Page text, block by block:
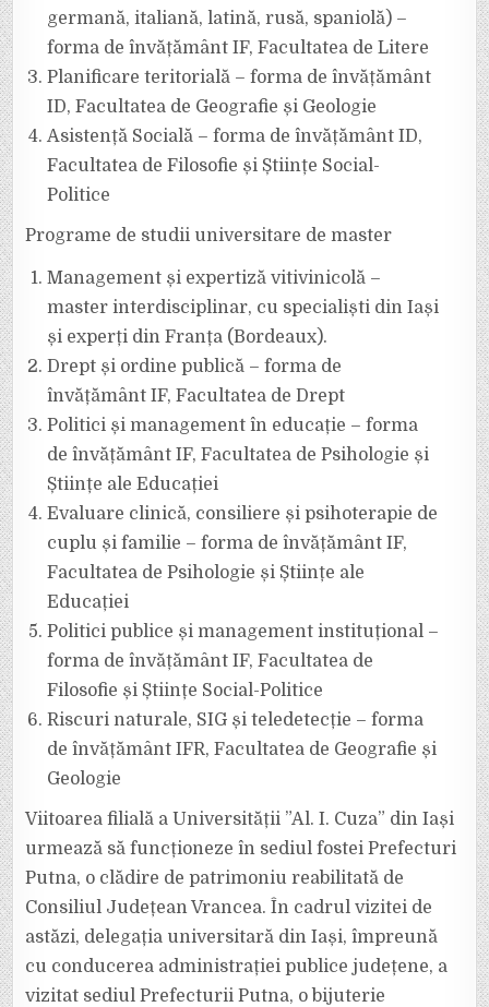
germană, italiană, latină, rusă, spaniolă) –
forma de învățământ IF, Facultatea de Litere
Planificare teritorială – forma de învățământ
ID, Facultatea de Geografie și Geologie
Asistență Socială – forma de învățământ ID,
Facultatea de Filosofie și Științe Social-
Politice
Programe de studii universitare de master
Management și expertiză vitivinicolă –
master interdisciplinar, cu specialiști din Iași
și experți din Franța (Bordeaux).
Drept și ordine publică – forma de
învățământ IF, Facultatea de Drept
Politici și management în educație – forma
de învățământ IF, Facultatea de Psihologie și
Științe ale Educației
Evaluare clinică, consiliere și psihoterapie de
cuplu și familie – forma de învățământ IF,
Facultatea de Psihologie și Științe ale
Educației
Politici publice și management instituțional –
forma de învățământ IF, Facultatea de
Filosofie și Științe Social-Politice
Riscuri naturale, SIG și teledetecție – forma
de învățământ IFR, Facultatea de Geografie și
Geologie
Viitoarea filială a Universității ”Al. I. Cuza” din Iași
urmează să funcționeze în sediul fostei Prefecturi
Putna, o clădire de patrimoniu reabilitată de
Consiliul Județean Vrancea. În cadrul vizitei de
astăzi, delegația universitară din Iași, împreună
cu conducerea administrației publice județene, a
vizitat sediul Prefecturii Putna, o bijuterie